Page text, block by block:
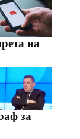
на
за